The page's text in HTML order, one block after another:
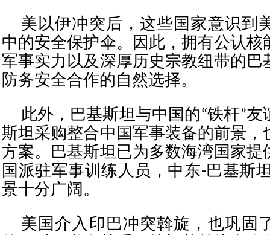
美以伊冲突后，这些国家意识到
中的安全保护伞。因此，拥有公认核
军事实力以及深厚历史宗教纽带的巴
防务安全合作的自然选择。
此外，巴基斯坦与中国的“铁杆”
斯坦采购整合中国军事装备的前景，
方案。巴基斯坦已为多数海湾国家提
国派驻军事训练人员，中东-巴基斯
景十分广阔。
美国介入印巴冲突斡旋，也巩固